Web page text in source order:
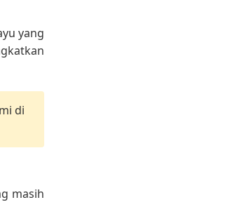
yang
di
masih